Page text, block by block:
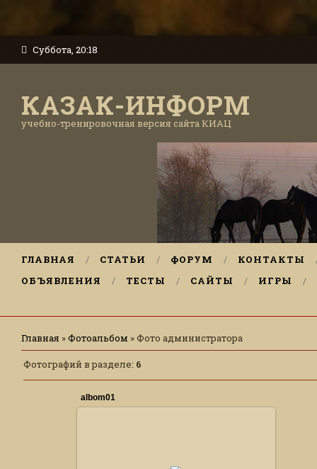
Суббота, 20:18
КАЗАК-ИНФОРМ
учебно-тренировочная версия сайта КИАЦ
ГЛАВНАЯ СТАТЬИ ФОРУМ
КОНТАКТЫ
ОБЪЯВЛЕНИЯ
ТЕСТЫ САЙТЫ ИГРЫ
Главная »Фотоальбом » Фото администратора
Фотографий в разделе: 6
albom01